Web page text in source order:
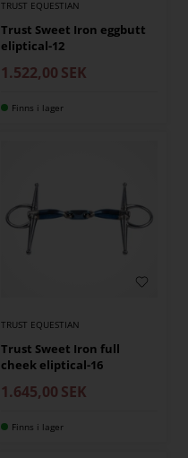
TRUST EQUESTIAN
Trust Sweet Iron eggbutt
eliptical-12
1.522,00 SEK
Finns i lager
TRUST EQUESTIAN
Trust Sweet Iron full
cheek eliptical-16
1.645,00 SEK
Finns i lager